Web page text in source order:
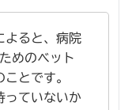
よると、病院
めのベット
とです。
っていないか